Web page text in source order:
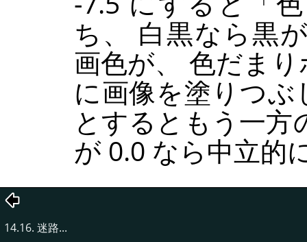
ち、 白黒なら黒
画色が、 色だま
に画像を塗りつ
とするともう一方
が 0.0 なら中立的
14.16. 迷路...